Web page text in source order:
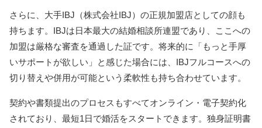
さらに、大手IBJ（株式会社IBJ）の正規加盟店としての顔も
持ちます。IBJは日本最大の結婚相談所連盟であり、ここへの
加盟は厳格な審査を通過した証です。将来的に「もっと手厚
いサポートが欲しい」と感じた場合には、IBJフルコースへの
切り替えや併用が可能という柔軟性も持ち合わせています。
契約や書類提出のプロセスもすべてオンライン・電子契約化
されており、最短1日で婚活をスタートできます。独身証明書